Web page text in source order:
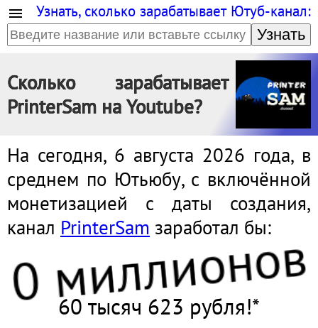
Узнать, сколько зарабатывает Ютуб-канал:
Узнать
Сколько зарабатывает
PrinterSam на Youtube?
На сегодня, 6 августа 2026 года, в
среднем по Ютьюбу, с включённой
монетизацией с даты создания,
канал PrinterSam заработал бы:
0 миллионов
60 тысяч 623 рубля!*